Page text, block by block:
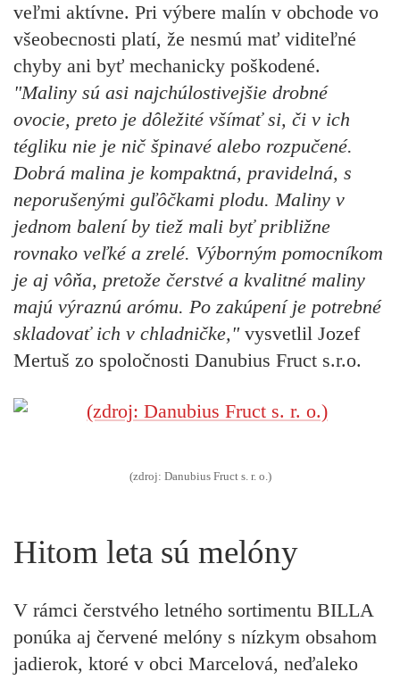
veľmi aktívne. Pri výbere malín v obchode vo
všeobecnosti platí, že nesmú mať viditeľné
chyby ani byť mechanicky poškodené.
"Maliny sú asi najchúlostivejšie drobné
ovocie, preto je dôležité všímať si, či v ich
tégliku nie je nič špinavé alebo rozpučené.
Dobrá malina je kompaktná, pravidelná, s
neporušenými guľôčkami plodu. Maliny v
jednom balení by tiež mali byť približne
rovnako veľké a zrelé. Výborným pomocníkom
je aj vôňa, pretože čerstvé a kvalitné maliny
majú výraznú arómu. Po zakúpení je potrebné
skladovať ich v chladničke," vysvetlil Jozef
Mertuš zo spoločnosti Danubius Fruct s.r.o.
(zdroj: Danubius Fruct s. r. o.)
Hitom leta sú melóny
V rámci čerstvého letného sortimentu BILLA
ponúka aj červené melóny s nízkym obsahom
jadierok, ktoré v obci Marcelová, neďaleko